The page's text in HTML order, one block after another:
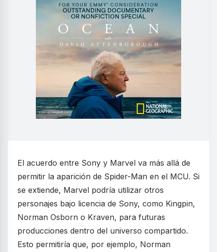
El acuerdo entre Sony y Marvel va más allá de
permitir la aparición de Spider-Man en el MCU. Si
se extiende, Marvel podría utilizar otros
personajes bajo licencia de Sony, como Kingpin,
Norman Osborn o Kraven, para futuras
producciones dentro del universo compartido.
Esto permitiría que, por ejemplo, Norman